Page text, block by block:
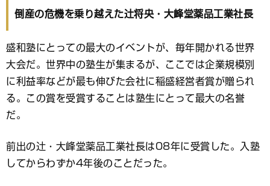
倒産の危機を乗り越えた辻将央・大峰堂薬品工業社長
盛和塾にとっての最大のイベントが、毎年開かれる世界
大会だ。世界中の塾生が集まるが、ここでは企業規模別
に利益率などが最も伸びた会社に稲盛経営者賞が贈られ
る。この賞を受賞することは塾生にとって最大の名誉
だ。
前出の辻・大峰堂薬品工業社長は08年に受賞した。入塾
してからわずか4年後のことだった。